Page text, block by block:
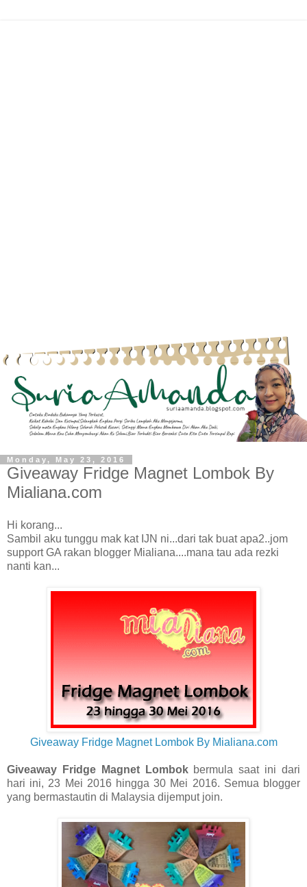
Monday, May 23, 2016
Giveaway Fridge Magnet Lombok By
Mialiana.com
Hi korang...
Sambil aku tunggu mak kat IJN ni...dari tak buat apa2..jom
support GA rakan blogger Mialiana....mana tau ada rezki
nanti kan...
Giveaway Fridge Magnet Lombok By Mialiana.com
Giveaway Fridge Magnet Lombokbermula saat ini dari
hari ini, 23 Mei 2016 hingga 30 Mei 2016. Semua blogger
yang bermastautin di Malaysia dijemput join.